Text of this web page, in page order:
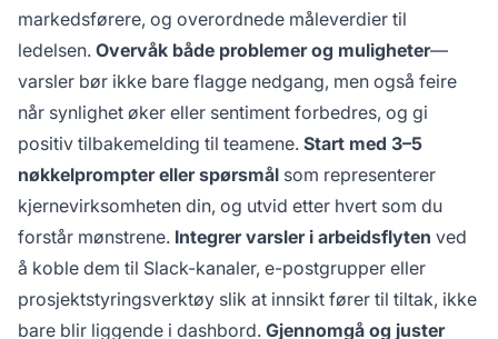
markedsførere, og overordnede måleverdier til
ledelsen. Overvåk både problemer og muligheter—
varsler bør ikke bare flagge nedgang, men også feire
når synlighet øker eller sentiment forbedres, og gi
positiv tilbakemelding til teamene. Start med 3–5
nøkkelprompter eller spørsmål som representerer
kjernevirksomheten din, og utvid etter hvert som du
forstår mønstrene. Integrer varsler i arbeidsflyten ved
å koble dem til Slack-kanaler, e-postgrupper eller
prosjektstyringsverktøy slik at innsikt fører til tiltak, ikke
bare blir liggende i dashbord. Gjennomgå og juster